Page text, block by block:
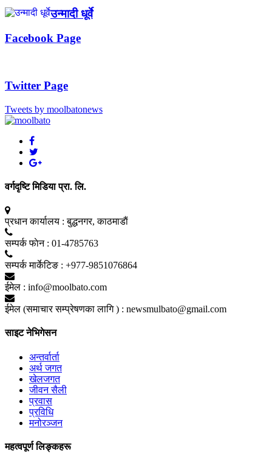
उन्मादी धूर्वे
Facebook Page
Twitter Page
Tweets by moolbatonews
वर्गदृष्टि मिडिया प्रा. लि.
प्रधान कार्यालय : बुद्धनगर, काठमाडाैं
सम्पर्क फाेन : 01-4785763
सम्पर्क मार्केटिङ : +977-9851076864
ईमेल : info@moolbato.com
ईमेल (समाचार सम्प्रेषणका लागि ) : newsmulbato@gmail.com
साइट नेभिगेसन
अन्तर्वार्ता
अर्थ जगत
खेलजगत
जीवन सैली
प्रवास
प्रविधि
मनोरञ्जन
महत्वपूर्ण लिङ्कहरू